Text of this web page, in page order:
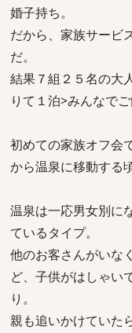
婚子持ち。
だから、家族サービ
だ。
結果７組２５名の大
りて１泊>みんなで
初めての家族オフ会
から温泉に移動する
温泉は一応男女別に
ているタイプ。
他のお客さんがいな
ど、子供がはしゃい
り。
親も追いかけていた